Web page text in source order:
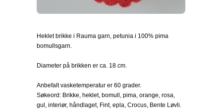
Heklet brikke i Rauma garn, petunia i 100% pima
bomullsgarn.
Diameter på brikken er ca. 18 cm.
Anbefalt vasketemperatur er 60 grader.
Søkeord: Brikke, heklet, bomull, pima, orange, rosa,
gul, interiør, håndlaget, Fint, epla, Crocus, Bente Løvli.